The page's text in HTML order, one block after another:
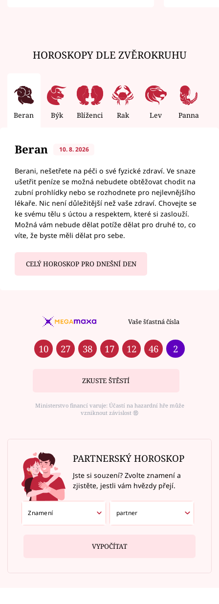
HOROSKOPY DLE ZVĚROKRUHU
Beran Býk Blíženci Rak Lev Panna
Beran 10. 8. 2026
Berani, nešetřete na péči o své fyzické zdraví. Ve snaze
ušetřit peníze se možná nebudete obtěžovat chodit na
zubní prohlídky nebo se rozhodnete pro nejlevnějšího
lékaře. Nic není důležitější než vaše zdraví. Chovejte se
ke svému tělu s úctou a respektem, které si zaslouží.
Možná vám nebude dělat potíže dělat pro druhé to, co
víte, že byste měli dělat pro sebe.
CELÝ HOROSKOP PRO DNEŠNÍ DEN
Vaše šťastná čísla
10 27 38 17 12 46 2
ZKUSTE ŠTĚSTÍ
Ministerstvo financí varuje: Účastí na hazardní hře může
vzniknout závislost ⑱
PARTNERSKÝ HOROSKOP
Jste si souzení? Zvolte znamení a
zjistěte, jestli vám hvězdy přejí.
VYPOČÍTAT